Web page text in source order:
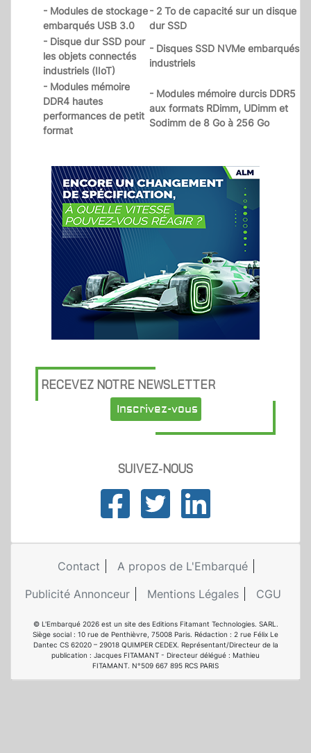
- Modules de stockage
embarqués USB 3.0
- 2 To de capacité sur un disque
dur SSD
- Disque dur SSD pour
les objets connectés
industriels (IIoT)
- Disques SSD NVMe embarqués
industriels
- Modules mémoire
DDR4 hautes
performances de petit
format
- Modules mémoire durcis DDR5
aux formats RDimm, UDimm et
Sodimm de 8 Go à 256 Go
RECEVEZ NOTRE NEWSLETTER
Inscrivez-vous
SUIVEZ-NOUS
Contact
A propos de L'Embarqué
Publicité Annonceur
Mentions Légales CGU
© L'Embarqué 2026 est un site des Editions Fitamant Technologies. SARL.
Siège social : 10 rue de Penthièvre, 75008 Paris. Rédaction : 2 rue Félix Le
Dantec CS 62020 – 29018 QUIMPER CEDEX. Représentant/Directeur de la
publication : Jacques FITAMANT - Directeur délégué : Mathieu
FITAMANT. N°509 667 895 RCS PARIS